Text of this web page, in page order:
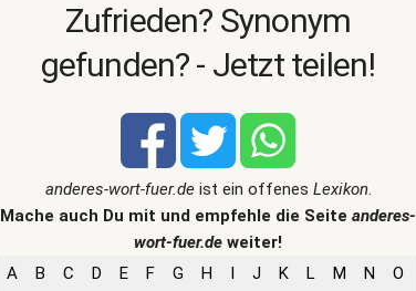
Zufrieden? Synonym
gefunden? - Jetzt teilen!
anderes-wort-fuer.deist ein offenes Lexikon.
Mache auch Du mit und empfehle die Seite anderes-
wort-fuer.de weiter!
A
B C D E F G H I J K L M N
O